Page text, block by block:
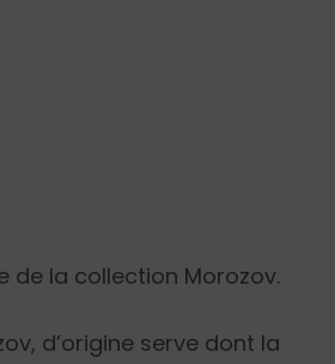
de la collection Morozov.
d’origine serve dont la